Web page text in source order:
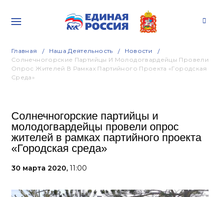
Главная Наша Деятельность
Новости
Солнечногорские Партийцы И Молодогвардейцы Провели
Опрос Жителей В Рамках Партийного Проекта «Городская
Среда»
Солнечногорские партийцы и
молодогвардейцы провели опрос
жителей в рамках партийного проекта
«Городская среда»
30 марта 2020, 11:00